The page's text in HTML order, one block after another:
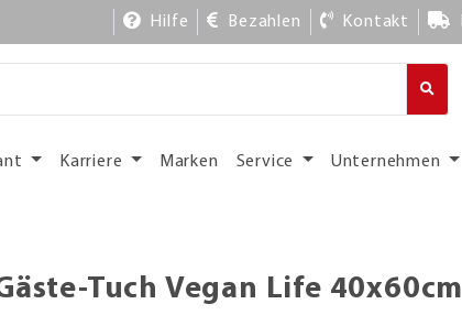
Hilfe Bezahlen Kontakt
Karriere Marken Service Unternehmen
Tuch Vegan Life 40x60cm